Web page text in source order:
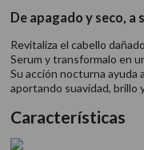
De apagado y seco, a
Revitaliza el cabello
Serum y transformalo en
Su acción nocturna ayuda
aportando suavidad, brillo
Características